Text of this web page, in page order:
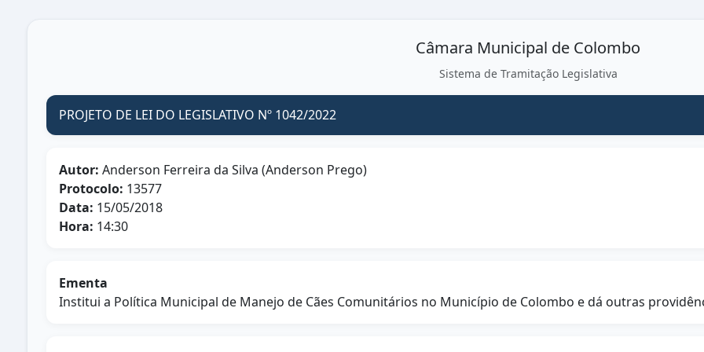
Câmara Municipal de Colombo
Sistema de Tramitação Legislativa
PROJETO DE LEI DO LEGISLATIVO Nº 1042/2022
Autor: Anderson Ferreira da Silva (Anderson Prego)
Protocolo: 13577
Data: 15/05/2018
Hora: 14:30
Ementa
Institui a Política Municipal de Manejo de Cães Comunitários no Município de Colombo e dá outras